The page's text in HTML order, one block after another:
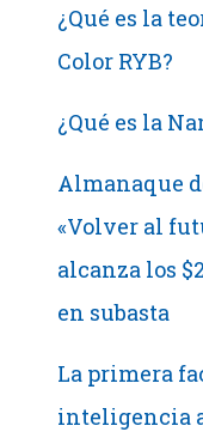
¿Qué es la
Color RYB?
¿Qué es la
Almanaque
«Volver al
alcanza los
en subasta
La primera
inteligencia